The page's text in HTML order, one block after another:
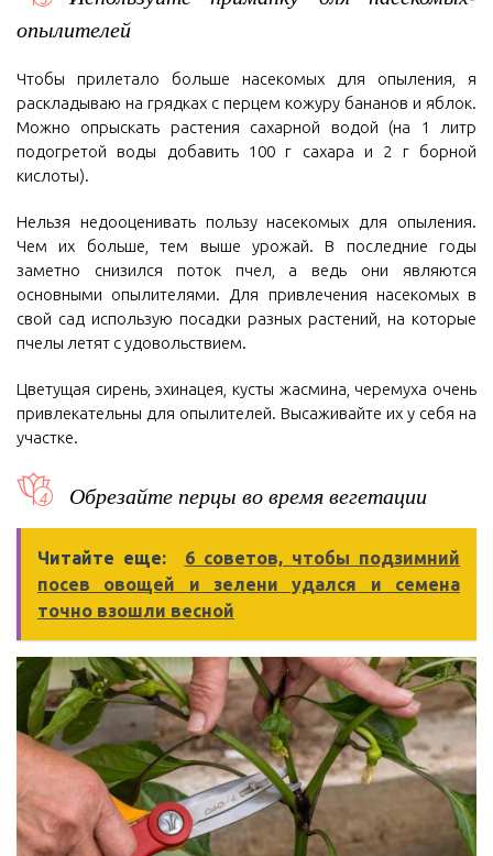
опылителей
Чтобы прилетало больше насекомых для опыления, я
раскладываю на грядках с перцем кожуру бананов и яблок.
Можно опрыскать растения сахарной водой (на 1 литр
подогретой воды добавить 100 г сахара и 2 г борной
кислоты).
Нельзя недооценивать пользу насекомых для опыления.
Чем их больше, тем выше урожай. В последние годы
заметно снизился поток пчел, а ведь они являются
основными опылителями. Для привлечения насекомых в
свой сад использую посадки разных растений, на которые
пчелы летят с удовольствием.
Цветущая сирень, эхинацея, кусты жасмина, черемуха очень
привлекательны для опылителей. Высаживайте их у себя на
участке.
Обрезайте перцы во время вегетации
Читайте еще:
6 советов, чтобы подзимний
посев овощей и зелени удался и семена
точно взошли весной